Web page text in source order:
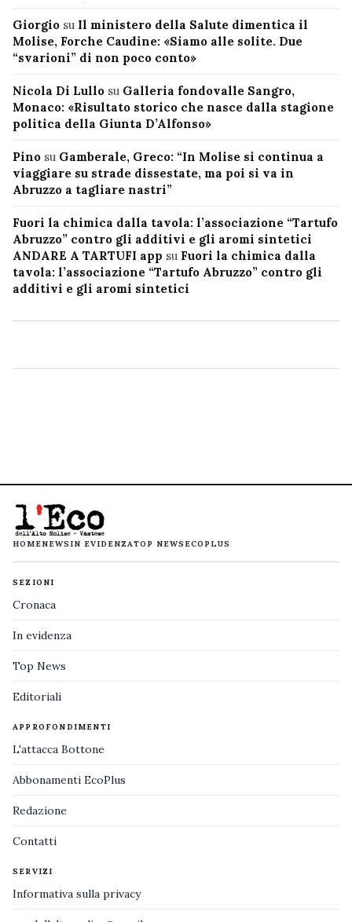
Giorgio su Il ministero della Salute dimentica il
Molise, Forche Caudine: «Siamo alle solite. Due
“svarioni” di non poco conto»
Nicola Di Lullo su Galleria fondovalle Sangro,
Monaco: «Risultato storico che nasce dalla stagione
politica della Giunta D’Alfonso»
Pino su Gamberale, Greco: “In Molise si continua a
viaggiare su strade dissestate, ma poi si va in
Abruzzo a tagliare nastri”
Fuori la chimica dalla tavola: l’associazione “Tartufo
Abruzzo” contro gli additivi e gli aromi sintetici
ANDARE A TARTUFI app su Fuori la chimica dalla
tavola: l’associazione “Tartufo Abruzzo” contro gli
additivi e gli aromi sintetici
HOMENEWS IN EVIDENZATOP NEWS ECOPLUS
SEZIONI
Cronaca
In evidenza
Top News
Editoriali
APPROFONDIMENTI
L'attacca Bottone
Abbonamenti EcoPlus
Redazione
Contatti
SERVIZI
Informativa sulla privacy